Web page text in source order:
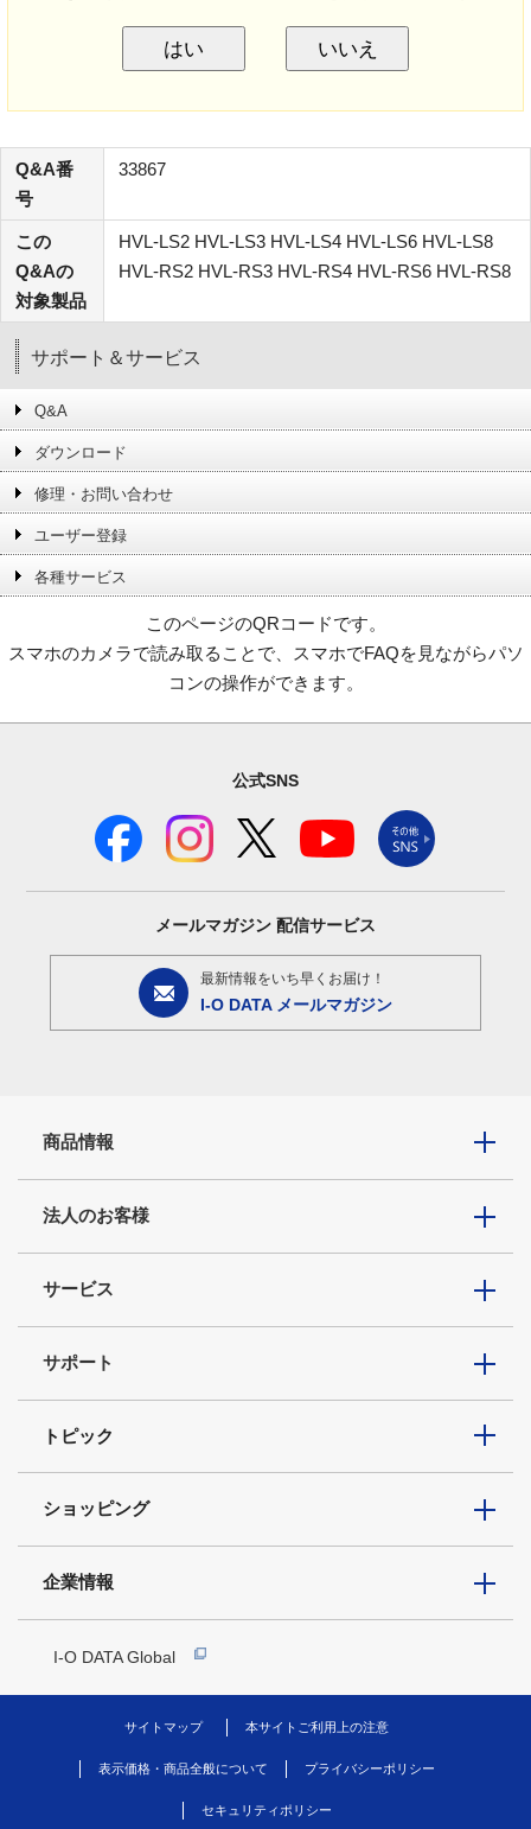
はい いいえ
Q&A番
号
33867
この
Q&Aの
対象製品
HVL-LS2 HVL-LS3 HVL-LS4 HVL-LS6 HVL-LS8
HVL-RS2 HVL-RS3 HVL-RS4 HVL-RS6 HVL-RS8
サポート＆サービス
Q&A
ダウンロード
修理・お問い合わせ
ユーザー登録
各種サービス
このページのQRコードです。
スマホのカメラで読み取ることで、スマホでFAQを見ながらパソ
コンの操作ができます。
公式SNS
メールマガジン 配信サービス
最新情報をいち早くお届け！
I-O DATA メールマガジン
商品情報
法人のお客様
サービス
サポート
トピック
ショッピング
企業情報
I-O DATA Global
サイトマップ 本サイトご利用上の注意
表示価格・商品全般について プライバシーポリシー
セキュリティポリシー